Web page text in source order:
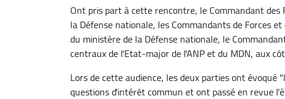
Ont pris part à cette rencontre, le Commandant
la Défense nationale, les Commandants de Forces
du ministère de la Défense nationale, le
centraux de l'Etat-major de l'ANP et du MDN, aux
Lors de cette audience, les deux parties ont
questions d'intérêt commun et ont passé en revue